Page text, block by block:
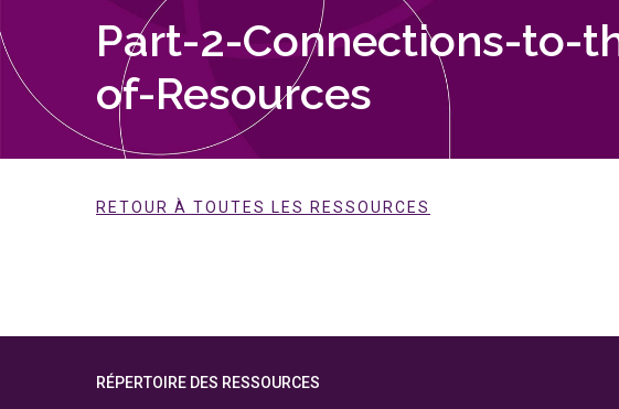
seconde
Part-2-Connections-to-
of-Resources
RETOUR À TOUTES LES RESSOURCES
RÉPERTOIRE DES RESSOURCES